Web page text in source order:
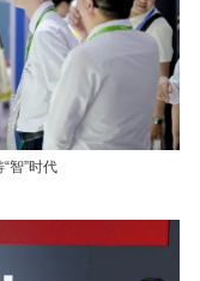
智”时代